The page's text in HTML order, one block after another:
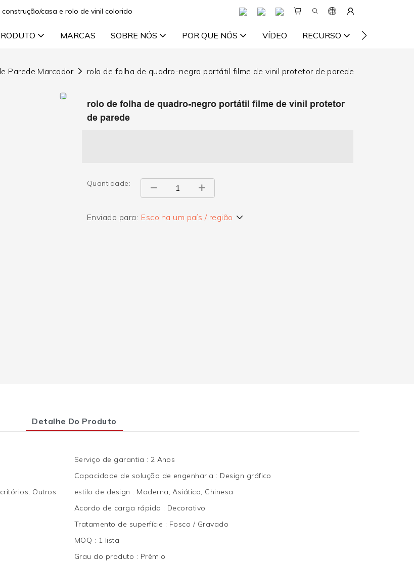
casa e rolo de vinil colorido
MARCAS SOBRE NÓS POR QUE NÓS VÍDEO RECURSO ENTRE EM
Parede Marcador rolo de folha de quadro-negro portátil filme de vinil protetor de parede
rolo de folha de quadro-negro portátil filme de vinil protetor
de parede
Quantidade:
Enviado para: Escolha um país / região
Detalhe Do Produto
Serviço de garantia : 2 Anos
Capacidade de solução de engenharia : Design gráfico
Outros estilo de design : Moderna, Asiática, Chinesa
Acordo de carga rápida : Decorativo
Tratamento de superfície : Fosco / Gravado
MOQ : 1 lista
Grau do produto : Prêmio